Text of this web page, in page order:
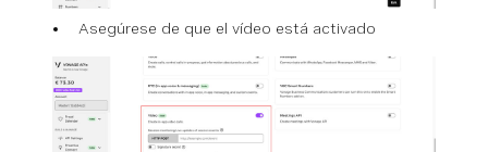
Asegúrese de que el vídeo está activado